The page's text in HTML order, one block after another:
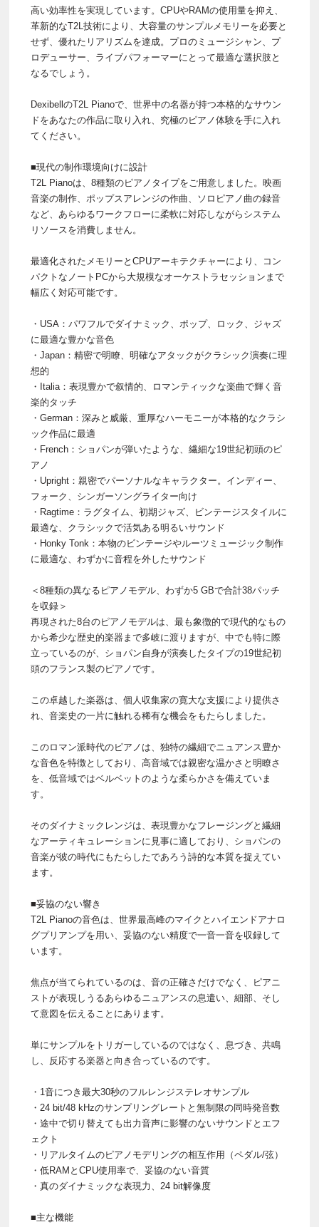
高い効率性を実現しています。CPUやRAMの使用量を抑え、
革新的なT2L技術により、大容量のサンプルメモリーを必要と
せず、優れたリアリズムを達成。プロのミュージシャン、プ
ロデューサー、ライブパフォーマーにとって最適な選択肢と
なるでしょう。
DexibellのT2L Pianoで、世界中の名器が持つ本格的なサウン
ドをあなたの作品に取り入れ、究極のピアノ体験を手に入れ
てください。
■現代の制作環境向けに設計
T2L Pianoは、8種類のピアノタイプをご用意しました。映画
音楽の制作、ポップスアレンジの作曲、ソロピアノ曲の録音
など、あらゆるワークフローに柔軟に対応しながらシステム
リソースを消費しません。
最適化されたメモリーとCPUアーキテクチャーにより、コン
パクトなノートPCから大規模なオーケストラセッションまで
幅広く対応可能です。
・USA：パワフルでダイナミック、ポップ、ロック、ジャズ
に最適な豊かな音色
・Japan：精密で明瞭、明確なアタックがクラシック演奏に理
想的
・Italia：表現豊かで叙情的、ロマンティックな楽曲で輝く音
楽的タッチ
・German：深みと威厳、重厚なハーモニーが本格的なクラシ
ック作品に最適
・French：ショパンが弾いたような、繊細な19世紀初頭のピ
アノ
・Upright：親密でパーソナルなキャラクター。インディー、
フォーク、シンガーソングライター向け
・Ragtime：ラグタイム、初期ジャズ、ビンテージスタイルに
最適な、クラシックで活気ある明るいサウンド
・Honky Tonk：本物のビンテージやルーツミュージック制作
に最適な、わずかに音程を外したサウンド
＜8種類の異なるピアノモデル、わずか5 GBで合計38パッチ
を収録＞
再現された8台のピアノモデルは、最も象徴的で現代的なもの
から希少な歴史的楽器まで多岐に渡りますが、中でも特に際
立っているのが、ショパン自身が演奏したタイプの19世紀初
頭のフランス製のピアノです。
この卓越した楽器は、個人収集家の寛大な支援により提供さ
れ、音楽史の一片に触れる稀有な機会をもたらしました。
このロマン派時代のピアノは、独特の繊細でニュアンス豊か
な音色を特徴としており、高音域では親密な温かさと明瞭さ
を、低音域ではベルベットのような柔らかさを備えていま
す。
そのダイナミックレンジは、表現豊かなフレージングと繊細
なアーティキュレーションに見事に適しており、ショパンの
音楽が彼の時代にもたらしたであろう詩的な本質を捉えてい
ます。
■妥協のない響き
T2L Pianoの音色は、世界最高峰のマイクとハイエンドアナロ
グプリアンプを用い、妥協のない精度で一音一音を収録して
います。
焦点が当てられているのは、音の正確さだけでなく、ピアニ
ストが表現しうるあらゆるニュアンスの息遣い、細部、そし
て意図を伝えることにあります。
単にサンプルをトリガーしているのではなく、息づき、共鳴
し、反応する楽器と向き合っているのです。
・1音につき最大30秒のフルレンジステレオサンプル
・24 bit/48 kHzのサンプリングレートと無制限の同時発音数
・途中で切り替えても出力音声に影響のないサウンドとエフ
ェクト
・リアルタイムのピアノモデリングの相互作用（ペダル/弦）
・低RAMとCPU使用率で、妥協のない音質
・真のダイナミックな表現力、24 bit解像度
■主な機能